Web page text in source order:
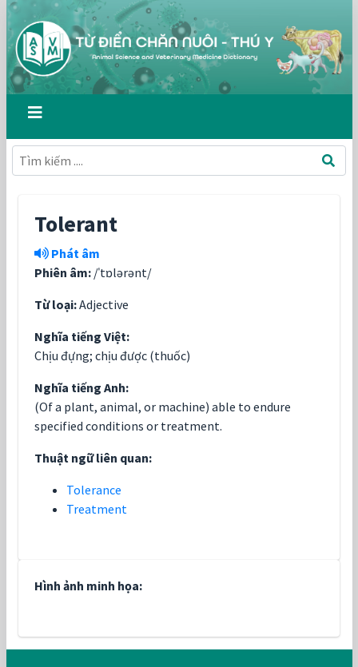
Tolerant
Phát âm
Phiên âm: /ˈtɒlərənt/
Từ loại:Adjective
Nghĩa tiếng Việt:
Chịu đựng; chịu được (thuốc)
Nghĩa tiếng Anh:
(Of a plant, animal, or machine) able to endure
specified conditions or treatment.
Thuật ngữ liên quan:
Tolerance
Treatment
Hình ảnh minh họa: